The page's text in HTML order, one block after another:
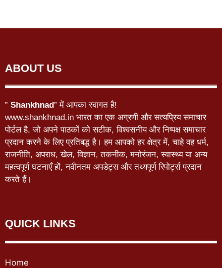
ABOUT US
” Shankhnad” में आपका स्वागत है!
www.shankhnad.in भारत का एक अग्रणी और सत्यप्रिय समाचार
पोर्टल है, जो अपने पाठकों को सटीक, विश्वसनीय और निष्पक्ष समाचार
प्रदान करने के लिए प्रतिबद्ध है। हम आपको हर क्षेत्र में, चाहे वह धर्म,
राजनीति, अपराध, खेल, विज्ञान, तकनीक, मनोरंजन, स्वास्थ्य या अन्य
महत्वपूर्ण घटनाएँ हों, नवीनतम अपडेट्स और तथ्यपूर्ण रिपोर्ट्स प्रदान
करते हैं।
QUICK LINKS
Home